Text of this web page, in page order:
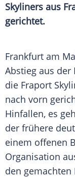
Skyliners aus
gerichtet.
Frankfurt am
Abstieg aus der
die Fraport
nach vorn
Hinfallen, es
der frühere
einem offenen
Organisation
den gemachten